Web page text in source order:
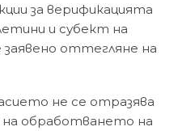
за верификацията
и субект на
заявено оттегляне на
не се отразява
обработването на